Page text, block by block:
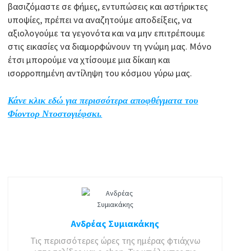
βασιζόμαστε σε φήμες, εντυπώσεις και αστήρικτες
υποψίες, πρέπει να αναζητούμε αποδείξεις, να
αξιολογούμε τα γεγονότα και να μην επιτρέπουμε
στις εικασίες να διαμορφώνουν τη γνώμη μας. Μόνο
έτσι μπορούμε να χτίσουμε μια δίκαιη και
ισορροπημένη αντίληψη του κόσμου γύρω μας.
Κάνε κλικ εδώ για περισσότερα αποφθέγματα του
Φίοντορ Ντοστογιέφσκι.
Ανδρέας Συμιακάκης
Τις περισσότερες ώρες της ημέρας φτιάχνω